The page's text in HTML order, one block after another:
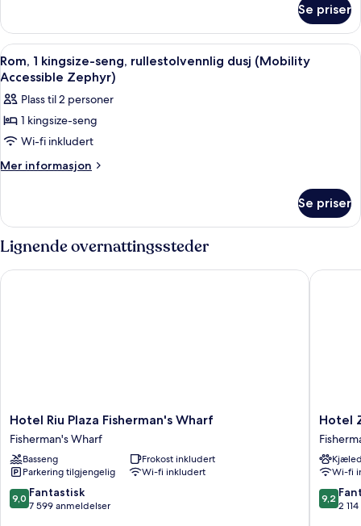
-
Roll
in
Shower
Accessible
Zephyr
King
-
in
Shower
Se priser
Åpne
alle
av
Rom,
1
kingsize-
dusj
(Mobility
Accessible
Zephyr)
Sengetøy av topp kvalitet, senger
5
Rom, 1 kingsize-seng, rullestolvennlig dusj (Mobility
Accessible Zephyr)
Plass til 2 personer
1 kingsize-seng
Wi-fi inkludert
Mer informasjon
Mer
1
seng,
dusj
Se priser
Lignende overnattingssteder
Hotel
Riu
Plaza
Fisherman's
Wharf
Fisherman's
Wharf
Hotel Riu Plaza Fisherman's Wharf
Fisherman's Wharf
Basseng
Frokost inkludert
Parkering tilgjengelig
Wi-fi inkludert
9.0
av
9,0 Fantastisk
7 599 anmeldelser
Hotel Riu Plaza Fisherman's Wharf
Hotel
Zoe
Wharf
Wharf
Hotel
Wi-fi
9.2
av
9,2
2
Hotel